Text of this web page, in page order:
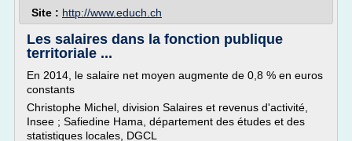
Site : http://www.educh.ch
Les salaires dans la fonction publique
territoriale ...
En 2014, le salaire net moyen augmente de 0,8 % en euros
constants
Christophe Michel, division Salaires et revenus d'activité,
Insee ; Safiedine Hama, département des études et des
statistiques locales, DGCL